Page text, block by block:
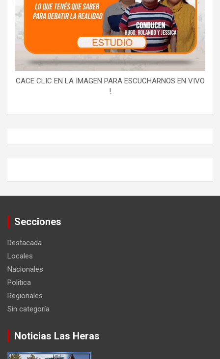
CACE CLIC EN LA IMAGEN PARA ESCUCHARNOS EN VIVO
!
Secciones
Destacada
Locales
Nacionales
Politica
Regionales
Sin categoría
Noticias Las Heras